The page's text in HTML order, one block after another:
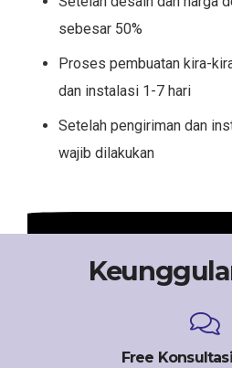
sebesar 50%
Proses pembuatan kira-
dan instalasi 1-7 hari
Setelah pengiriman dan
wajib dilakukan
Free